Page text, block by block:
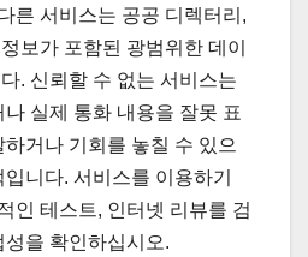
른 서비스는 공공 디렉터리,
보가 포함된 광범위한 데이
. 신뢰할 수 없는 서비스는
실제 통화 내용을 잘못 표
거나 기회를 놓칠 수 있으
니다. 서비스를 이용하기
인 테스트, 인터넷 리뷰를 검
성을 확인하십시오.